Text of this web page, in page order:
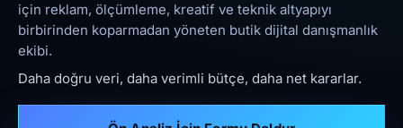
için reklam, ölçümleme, kreatif ve teknik altyapıyı
birbirinden koparmadan yöneten butik dijital danışmanlık
ekibi.
Daha doğru veri, daha verimli bütçe, daha net kararlar.